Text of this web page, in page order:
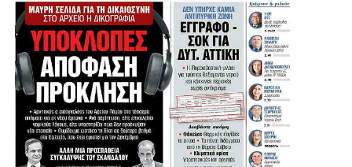
ΣΠΥΡΟΣ ΑΠΟΣΤΟΛΟΠΟΥΛΟΣ ΔΙΟΙΚΗΤΗΣ
ΝΟΣΟΚΟΜΕΙΟΥ ΑΤΤΙΚΟΝ
ΑΛΕΞΑΝΔΡΑ ΓΕΩΡΓΑΚΑΚΟΥ ΔΙΟΚΗΤΡΙΑ
ΝΟΣΟΚΟΜΕΙΟΥ ΑΓΙΑ ΒΑΡΒΑΡΑ
ΑΝΤΙΠΡΟΣΩΠΙΑ ΤΗΣ Β2 ΔΕΕΠ